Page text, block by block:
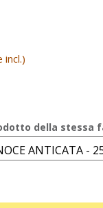
incl.)
della stessa